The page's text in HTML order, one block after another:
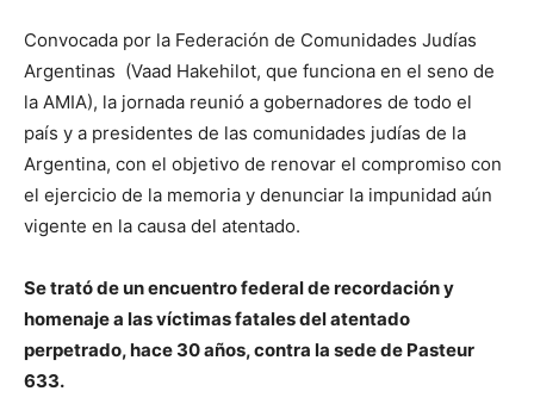
Convocada por la Federación de Comunidades Judías
Argentinas (Vaad Hakehilot, que funciona en el seno de
la AMIA), la jornada reunió a gobernadores de todo el
país y a presidentes de las comunidades judías de la
Argentina, con el objetivo de renovar el compromiso con
el ejercicio de la memoria y denunciar la impunidad aún
vigente en la causa del atentado.
Se trató de un encuentro federal de recordación y
homenaje a las víctimas fatales del atentado
perpetrado, hace 30 años, contra la sede de Pasteur
633.